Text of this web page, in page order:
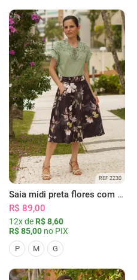
REF 2230
Saia midi preta flores com bolsos
R$ 89,00
12x de R$ 8,60
R$ 85,00 no PIX
P M G